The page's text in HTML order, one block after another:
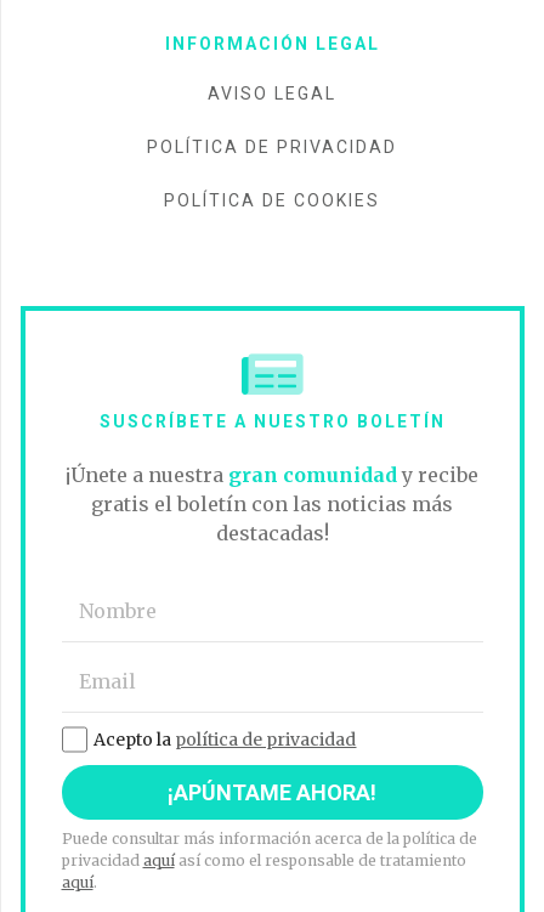
INFORMACIÓN LEGAL
AVISO LEGAL
POLÍTICA DE PRIVACIDAD
POLÍTICA DE COOKIES
SUSCRÍBETE A NUESTRO BOLETÍN
¡Únete a nuestra gran comunidad y recibe
gratis el boletín con las noticias más
destacadas!
Acepto la política de privacidad
Puede consultar más información acerca de la política de
privacidad aquíasí como el responsable de tratamiento
aquí.